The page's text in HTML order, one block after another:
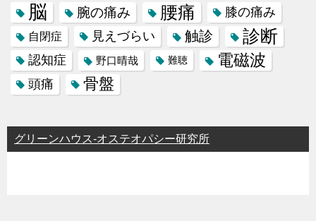
脳 腕の痛み 腰痛 膝の痛み
自閉症 見えづらい 触診 診断
認知症 野口晴哉 難聴 電磁波
頭痛 骨盤
グリーンハウス-オステオパシー研究所